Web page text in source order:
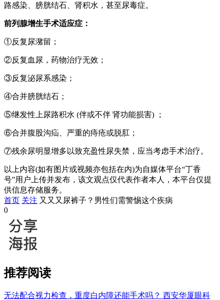
路感染、膀胱结石、肾积水，甚至尿毒症。
前列腺增生手术适应症：
①反复尿潴留；
②反复血尿，药物治疗无效；
③反复泌尿系感染；
④合并膀胱结石；
⑤继发性上尿路积水 (伴或不伴 肾功能损害) ；
⑥合并腹股沟疝、严重的痔疮或脱肛；
⑦残余尿明显增多以致充盈性尿失禁，应当考虑手术治疗。
以上内容(如有图片或视频亦包括在内)为自媒体平台“丁香
号”用户上传并发布，该文观点仅代表作者本人，本平台仅提
供信息存储服务。
首页 关注 又又又尿裤子？男性们需警惕这个疾病
0
推荐阅读
无法配合视力检查，重度白内障还能手术吗？ 西安华厦眼科